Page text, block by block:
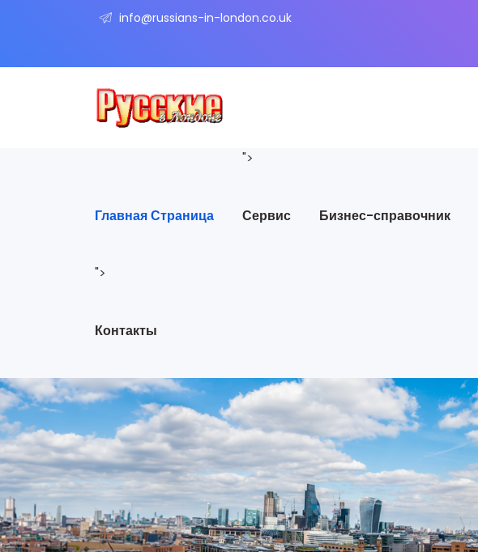
info@russians-in-london.co.uk
Главная Страница
">
Сервис Бизнес-справочник
">
Контакты